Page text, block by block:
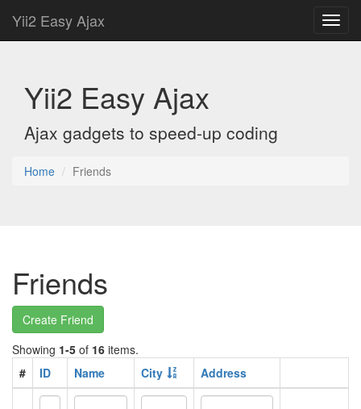
Yii2 Easy Ajax
Yii2 Easy Ajax
Ajax gadgets to speed-up coding
Home Friends
Friends
Create Friend
Showing 1-5 of 16 items.
#
ID Name City Address